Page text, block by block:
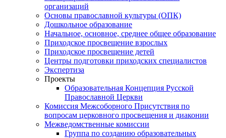
организаций
Основы православной культуры (ОПК)
Дошкольное образование
Начальное, основное, среднее общее образование
Приходское просвещение взрослых
Приходское просвещение детей
Центры подготовки приходских специалистов
Экспертиза
Проекты
Образовательная Концепция Русской
Православной Церкви
Комиссия Межсоборного Присутствия по
вопросам церковного просвещения и диаконии
Межведомственные комиссии
Группа по созданию образовательных